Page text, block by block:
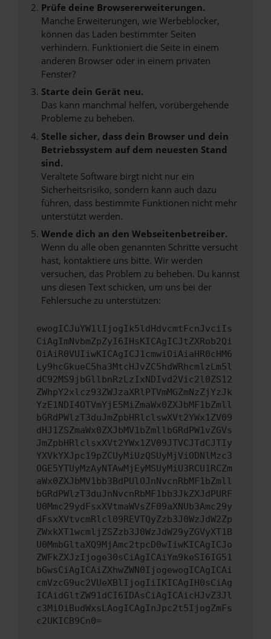
Prüfe deine Browsererweiterungen.
Manche Erweiterungen, wie Werbeblocker,
können das Laden bestimmter Seiten
verhindern. Funktioniert die Seite in einem
anderen Browser oder in einem privaten
Fenster?
Starte dein Gerät neu.
Das kann manchmal helfen, vorübergehende
Probleme zu beheben.
Stelle sicher, dass dein Browser und dein
Betriebssystem auf dem neuesten Stand
sind.
Veraltete Software birgt nicht nur ein
Sicherheitsrisiko, sondern kann auch dazu
führen, dass bestimmte Funktionen nicht mehr
unterstützt werden.
Wende dich an den Webseitenbetreiber.
Wenn du alle oben genannten Schritte versucht
hast, kontaktiere uns bitte. Wir werden
versuchen, das Problem zu beheben. Du kannst
uns diesen Text schicken, um uns bei der
Fehlersuche zu unterstützen:
ewogICJuYW1lIjogIk5ldHdvcmtFcnJvciIs
CiAgImNvbmZpZyI6IHsKICAgICJtZXRob2Qi
OiAiR0VUIiwKICAgICJ1cmwiOiAiaHR0cHM6
Ly9hcGkueC5ha3MtcHJvZC5hdWRhcmlzLm5l
dC92MS9jbGllbnRzLzIxNDIvd2Vic2l0ZS12
ZWhpY2xlcz93ZWJzaXRlPTVmMGZmNzZjYzJk
YzE1NDI4OTVmYjE5MiZmaWx0ZXJbMF1bZmll
bGRdPWlzT3duJmZpbHRlclswXVt2YWx1ZV09
dHJ1ZSZmaWx0ZXJbMV1bZmllbGRdPW1vZGVs
JmZpbHRlclsxXVt2YWx1ZV09JTVCJTdCJTIy
YXVkYXJpc19pZCUyMiUzQSUyMjViODNlMzc3
OGE5YTUyMzAyNTAwMjEyMSUyMiU3RCU1RCZm
aWx0ZXJbMV1bb3BdPUlOJnNvcnRbMF1bZmll
bGRdPWlzT3duJnNvcnRbMF1bb3JkZXJdPURF
U0Mmc29ydFsxXVtmaWVsZF09aXNUb3Amc29y
dFsxXVtvcmRlcl09REVTQyZzb3J0WzJdW2Zp
ZWxkXT1wcmljZSZzb3J0WzJdW29yZGVyXT1B
U0MmbGltaXQ9MjAmc2tpcD0wIiwKICAgICJo
ZWFkZXJzIjoge30sCiAgICAiYm9keSI6IG51
bGwsCiAgICAiZXhwZWN0IjogewogICAgICAi
cmVzcG9uc2VUeXBlIjogIiIKICAgIH0sCiAg
ICAidGltZW91dCI6IDAsCiAgICAicHJvZ3Jl
c3MiOiBudWxsLAogICAgInJpc2t5IjogZmFs
c2UKICB9Cn0=